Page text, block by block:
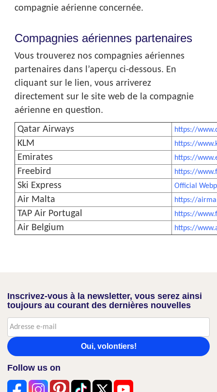
compagnie aérienne concernée.
Compagnies aériennes partenaires
Vous trouverez nos compagnies aériennes
partenaires dans l’aperçu ci-dessous. En
cliquant sur le lien, vous arriverez
directement sur le site web de la compagnie
aérienne en question.
Qatar Airways
https://
KLM https://
Emirates https://
Freebird https://
Ski Express Official
Air Malta https://
TAP Air Portugal https://
Air Belgium https://
Inscrivez-vous à la newsletter, vous serez ainsi
toujours au courant des dernières nouvelles
Oui, volontiers!
Follow us on